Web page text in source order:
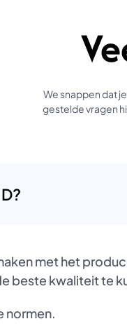
We snappen dat
gestelde vragen
met het
beste kwaliteit te
normen.